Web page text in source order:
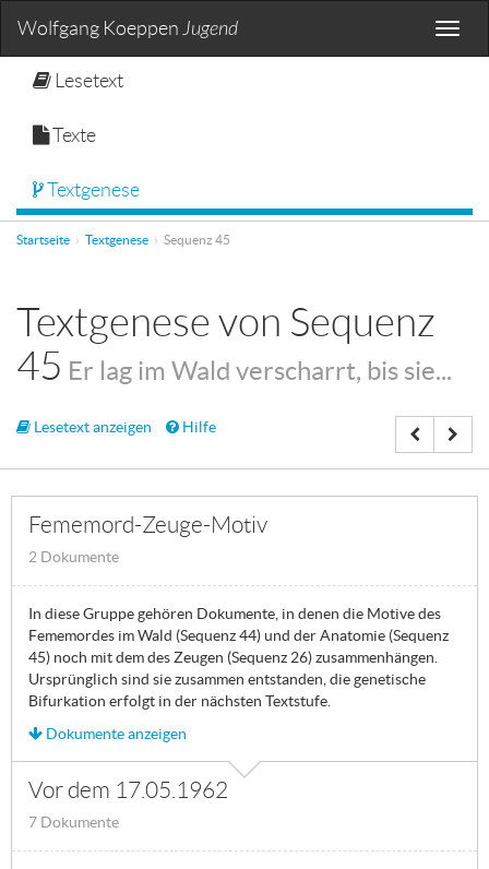
Toggle
Wolfgang Koeppen Jugend
Lesetext
Texte
Textgenese
Startseite Textgenese Sequenz 45
Textgenese von Sequenz
45 Er lag im Wald verscharrt, bis sie...
Lesetext anzeigen Hilfe
Fememord-Zeuge-Motiv
2 Dokumente
In diese Gruppe gehören Dokumente, in denen die Motive des
Fememordes im Wald (Sequenz 44) und der Anatomie (Sequenz
45) noch mit dem des Zeugen (Sequenz 26) zusammenhängen.
Ursprünglich sind sie zusammen entstanden, die genetische
Bifurkation erfolgt in der nächsten Textstufe.
Dokumente anzeigen
Vor dem 17.05.1962
7 Dokumente